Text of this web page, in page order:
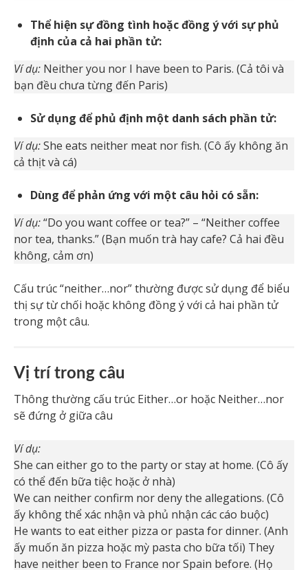
Thể hiện sự đồng tình hoặc đồng ý với sự phủ
định của cả hai phần tử:
Ví dụ: Neither you nor I have been to Paris. (Cả tôi và
bạn đều chưa từng đến Paris)
Sử dụng để phủ định một danh sách phần tử:
Ví dụ:She eats neither meat nor fish. (Cô ấy không ăn
cả thịt và cá)
Dùng để phản ứng với một câu hỏi có sẵn:
Ví dụ:“Do you want coffee or tea?” – “Neither coffee
nor tea, thanks.” (Bạn muốn trà hay cafe? Cả hai đều
không, cảm ơn)
Cấu trúc “neither…nor” thường được sử dụng để biểu
thị sự từ chối hoặc không đồng ý với cả hai phần tử
trong một câu.
Vị trí trong câu
Thông thường cấu trúc Either…or hoặc Neither…nor
sẽ đứng ở giữa câu
Ví dụ:
She can either go to the party or stay at home. (Cô ấy
có thể đến bữa tiệc hoặc ở nhà)
We can neither confirm nor deny the allegations. (Cô
ấy không thể xác nhận và phủ nhận các cáo buộc)
He wants to eat either pizza or pasta for dinner. (Anh
ấy muốn ăn pizza hoặc mỳ pasta cho bữa tối) They
have neither been to France nor Spain before. (Họ